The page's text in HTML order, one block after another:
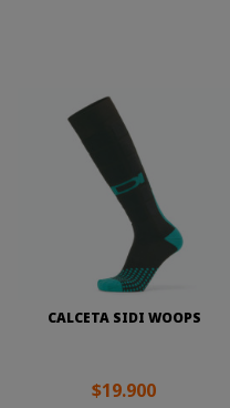
CALCETA SIDI WOOPS
$19.900